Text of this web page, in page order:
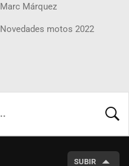
Marc Márquez
Novedades motos 2022
SUBIR